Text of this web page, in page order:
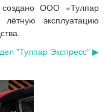
ООО «Тулпар
лётную эксплуатацию
"Тулпар Экспресс" ▶